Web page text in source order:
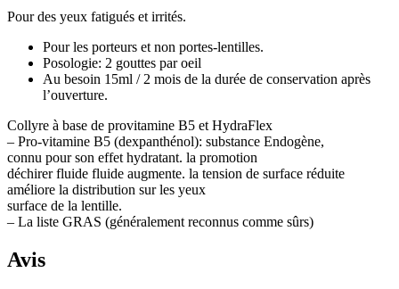
Pour des yeux fatigués et irrités.
Pour les porteurs et non portes-lentilles.
Posologie: 2 gouttes par oeil
Au besoin 15ml / 2 mois de la durée de conservation après
l’ouverture.
Collyre à base de provitamine B5 et HydraFlex
– Pro-vitamine B5 (dexpanthénol): substance Endogène,
connu pour son effet hydratant. la promotion
déchirer fluide fluide augmente. la tension de surface réduite
améliore la distribution sur les yeux
surface de la lentille.
– La liste GRAS (généralement reconnus comme sûrs)
Avis